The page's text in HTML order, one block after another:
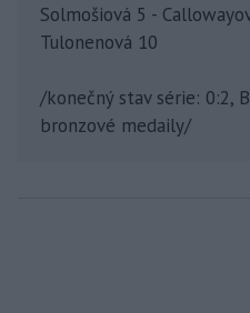
Solmošiová 5 -
Tulonenová 10
/konečný stav série: 0:2,
bronzové medaily/